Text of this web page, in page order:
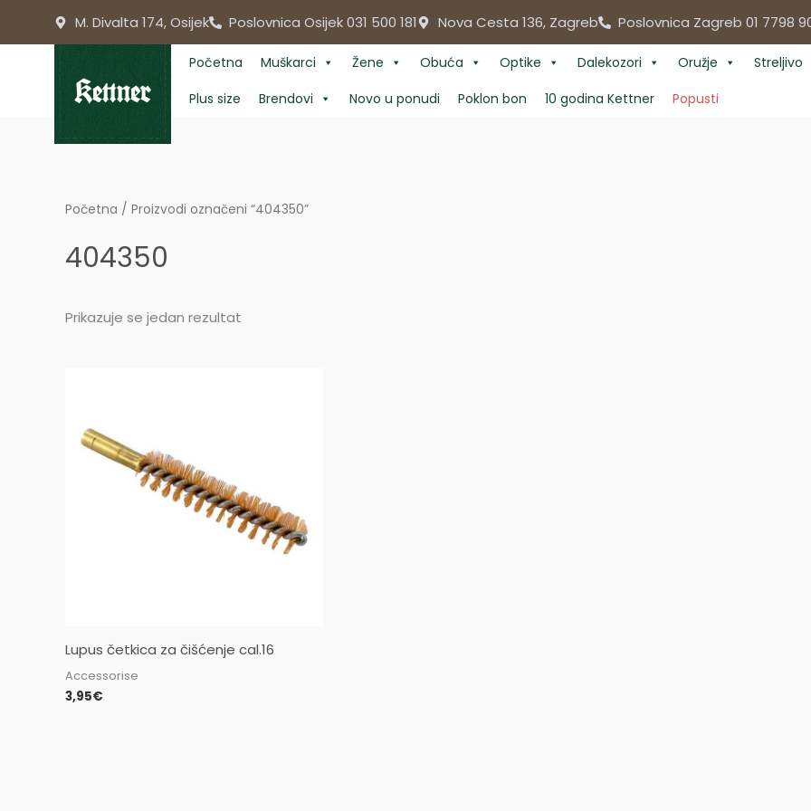
M. Divalta 174, Osijek Poslovnica Osijek 031 500 181 Nova Cesta 136, Zagreb Poslovnica Zagreb 01 7798
Početna Muškarci Žene Obuća Optike Dalekozori Oružje Streljivo
Plus size
Brendovi Novo u ponudi Poklon bon 10 godina Kettner Popusti
Početna / Proizvodi označeni “404350”
404350
Prikazuje se jedan rezultat
Lupus četkica za čišćenje cal.16
Accessorise
3,95€